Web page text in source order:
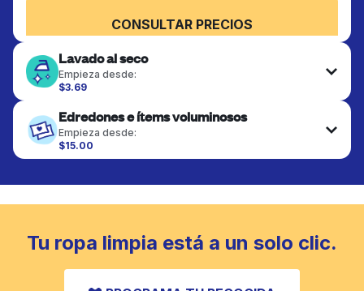
CONSULTAR PRECIOS
Lavado al seco
Empieza desde:
$3.69
terminan de forma profesional. Adecuado para
trajes, vestidos, abrigos y telas que requieren
cuidado especial para mantener su forma, color y
textura.
Edredones e ítems voluminosos
Empieza desde:
$15.00
Los artículos grandes como edredones, mantas y
completamente. Diseñado para refrescar piezas
más pesadas que no caben en una lavadora
CONSULTAR PRECIOS
Tu ropa limpia está a un solo clic.